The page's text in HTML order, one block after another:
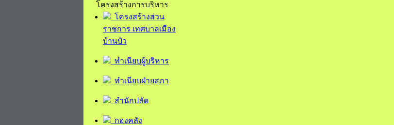
โครงสร้างการบริหาร
โครงสร้างส่วน
ราชการ เทศบาลเมือง
บ้านบัว
ทำเนียบผู้บริหาร
ทำเนียบฝ่ายสภา
สำนักปลัด
กองคลัง